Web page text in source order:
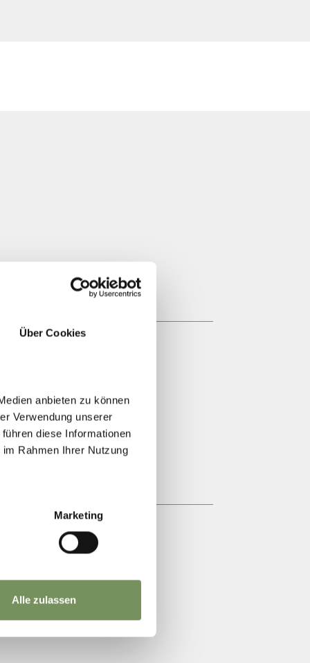
Über Cookies
anbieten zu können
Verwendung unserer
diese Informationen
Rahmen Ihrer Nutzung
Marketing
Alle zulassen